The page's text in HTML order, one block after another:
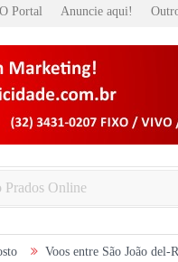
O Portal Anuncie aqui!
São João del-Rei e Belo